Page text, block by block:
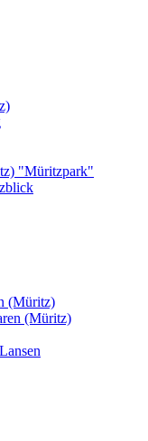
"Müritzpark"
(Müritz)
(Müritz)